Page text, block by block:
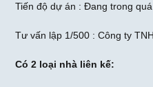
Tiến độ dự án : Đang trong
Tư vấn lập 1/500 : Công ty
Có 2 loại nhà liên kế: